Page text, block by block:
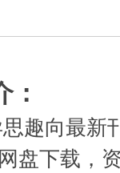
趣向最新
盘下载，